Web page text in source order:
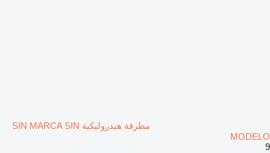
مطرقة هيدروليكية SIN MARCA SIN
MODELO
9